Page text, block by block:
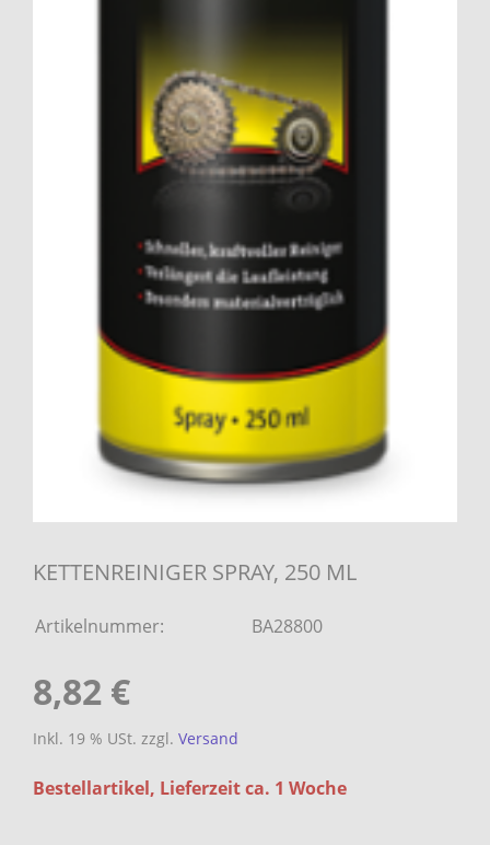
KETTENREINIGER SPRAY, 250 ML
Artikelnummer: BA28800
8,82 €
Inkl. 19 % USt. zzgl. Versand
Bestellartikel, Lieferzeit ca. 1 Woche